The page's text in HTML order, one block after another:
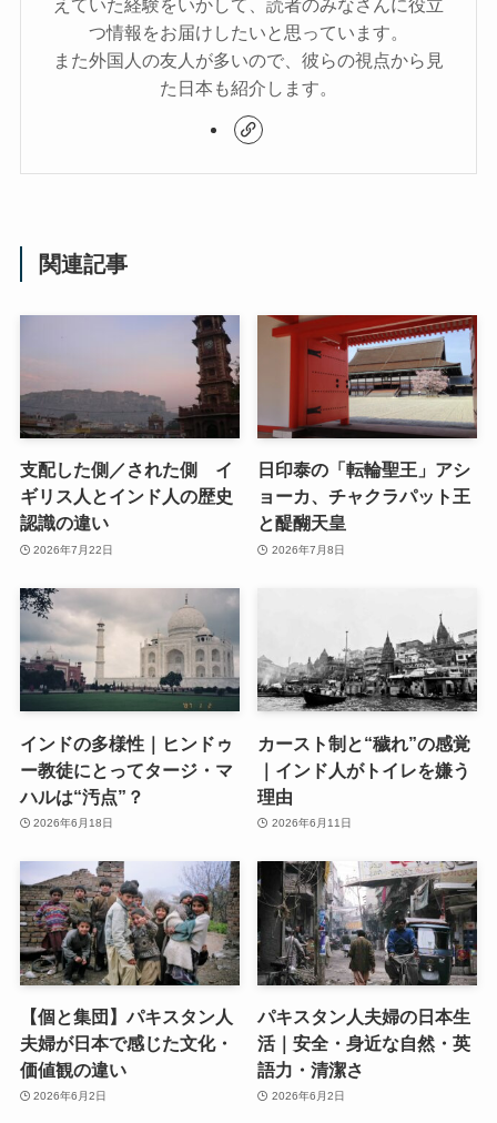
えていた経験をいかして、読者のみなさんに役立
つ情報をお届けしたいと思っています。
また外国人の友人が多いので、彼らの視点から見
た日本も紹介します。
関連記事
支配した側／された側 イ
ギリス人とインド人の歴史
認識の違い
2026年7月22日
日印泰の「転輪聖王」アシ
ョーカ、チャクラパット王
と醍醐天皇
2026年7月8日
インドの多様性｜ヒンドゥ
ー教徒にとってタージ・マ
ハルは“汚点”？
2026年6月18日
カースト制と“穢れ”の感覚
｜インド人がトイレを嫌う
理由
2026年6月11日
【個と集団】パキスタン人
夫婦が日本で感じた文化・
価値観の違い
2026年6月2日
パキスタン人夫婦の日本生
活｜安全・身近な自然・英
語力・清潔さ
2026年6月2日